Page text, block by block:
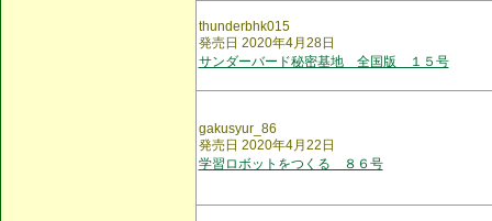
thunderbhk015
発売日 2020年4月28日
サンダーバード秘密基地 全国版 １５号
gakusyur_86
発売日 2020年4月22日
学習ロボットをつくる ８６号